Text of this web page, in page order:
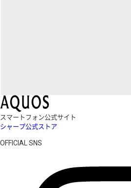
スマートフォン公式サイト
シャープ公式ストア
OFFICIAL SNS